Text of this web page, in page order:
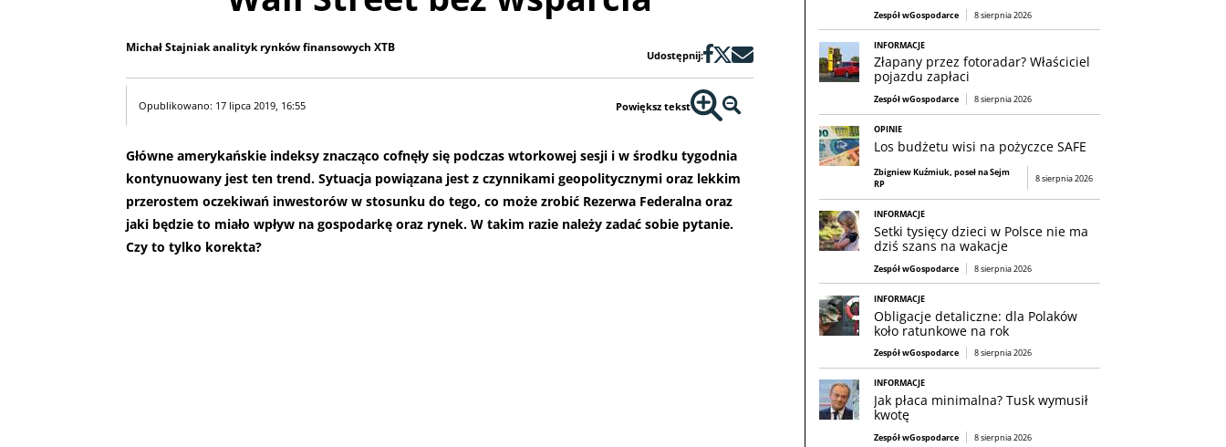
Michał Stajniak analityk rynków finansowych XTB
Udostępnij:
Opublikowano: 17 lipca 2019, 16:55 Powiększ tekst
Główne amerykańskie indeksy znacząco cofnęły się podczas wtorkowej sesji i w środku tygodnia
kontynuowany jest ten trend. Sytuacja powiązana jest z czynnikami geopolitycznymi oraz lekkim
przerostem oczekiwań inwestorów w stosunku do tego, co może zrobić Rezerwa Federalna oraz
jaki będzie to miało wpływ na gospodarkę oraz rynek. W takim razie należy zadać sobie pytanie.
Czy to tylko korekta?
Zespół wGospodarce 8 sierpnia 2026
INFORMACJE
Złapany przez fotoradar? Właściciel
pojazdu zapłaci
Zespół wGospodarce 8 sierpnia 2026
OPINIE
Los budżetu wisi na pożyczce SAFE
Zbigniew Kuźmiuk, poseł na Sejm
RP
8 sierpnia 2026
INFORMACJE
Setki tysięcy dzieci w Polsce nie ma
dziś szans na wakacje
Zespół wGospodarce 8 sierpnia 2026
INFORMACJE
Obligacje detaliczne: dla Polaków
koło ratunkowe na rok
Zespół wGospodarce 8 sierpnia 2026
INFORMACJE
Jak płaca minimalna? Tusk wymusił
kwotę
Zespół wGospodarce 8 sierpnia 2026